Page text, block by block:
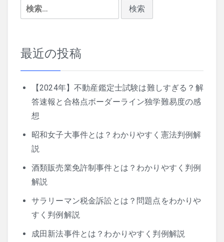
検
索:
最近の投稿
【2024年】不動産鑑定士試験は難しすぎる？解
答速報と合格点ボーダーライン独学難易度の感
想
昭和女子大事件とは？わかりやすく憲法判例解
説
酒類販売業免許制事件とは？わかりやすく判例
解説
サラリーマン税金訴訟とは？問題点をわかりや
すく判例解説
成田新法事件とは？わかりやすく判例解説